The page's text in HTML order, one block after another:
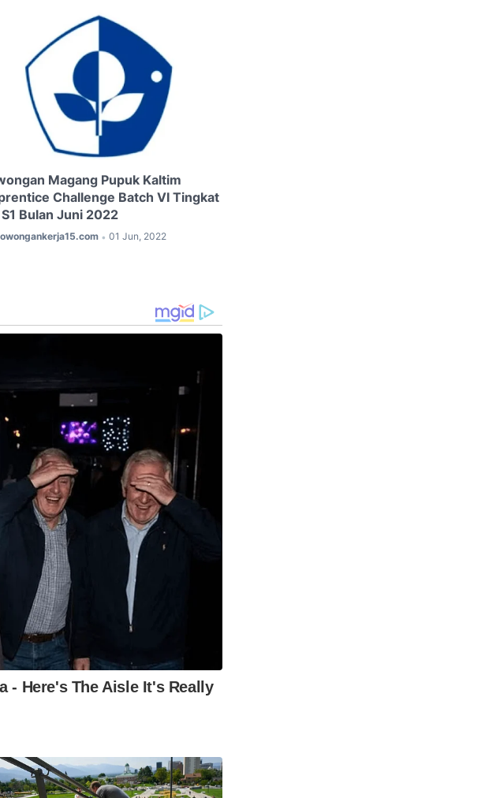
Magang Pupuk Kaltim
Challenge Batch VI Tingkat
Bulan Juni 2022
• 01 Jun, 2022